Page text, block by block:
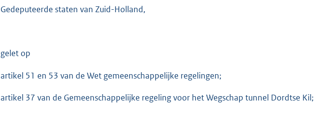
Gedeputeerde staten van Zuid-Holland,
gelet op
artikel 51 en 53 van de Wet gemeenschappelijke regelingen;
artikel 37 van de Gemeenschappelijke regeling voor het Wegschap tunnel Dordtse Kil;